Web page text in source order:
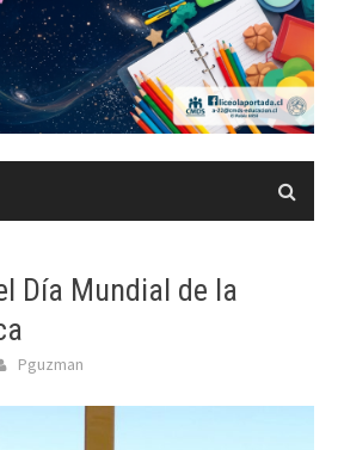
Día Mundial de la
Pguzman